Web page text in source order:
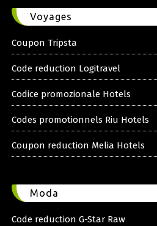
Voyages
Coupon Tripsta
Code reduction Logitravel
Codice promozionale Hotels
Codes promotionnels Riu Hotels
Coupon reduction Melia Hotels
Moda
Code reduction G-Star Raw